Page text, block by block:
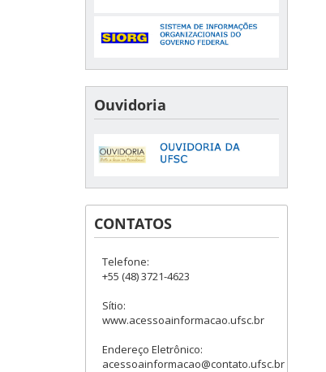
Ouvidoria
CONTATOS
Telefone:
+55 (48) 3721-4623
Sítio:
www.acessoainformacao.ufsc.br
Endereço Eletrônico:
acessoainformacao@contato.ufsc.br